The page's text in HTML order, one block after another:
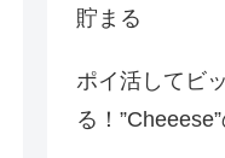
貯まる
ポイ活してビ
る！